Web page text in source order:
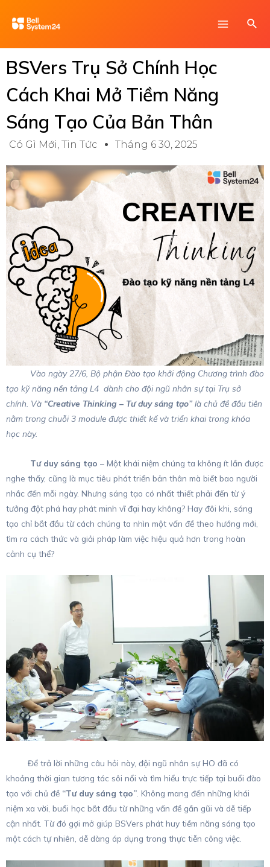
BSVers Trụ Sở Chính Học
Cách Khai Mở Tiềm Năng
Sáng Tạo Của Bản Thân
Có Gì Mới, Tin Tức Tháng 6 30, 2025
Vào ngày 27/6, Bộ phận Đào tạo khởi động Chương trình đào
tạo kỹ năng nền tảng L4 dành cho đội ngũ nhân sự tại Trụ sở
chính. Và “Creative Thinking – Tư duy sáng tạo”là chủ đề đầu tiên
nằm trong chuỗi 3 module được thiết kế và triển khai trong khóa
học này.
Tư duy sáng tạo – Một khái niệm chúng ta không ít lần được
nghe thấy, cũng là mục tiêu phát triển bản thân mà biết bao người
nhắc đến mỗi ngày. Nhưng sáng tạo có nhất thiết phải đến từ ý
tưởng đột phá hay phát minh vĩ đại hay không? Hay đôi khi, sáng
tạo chỉ bắt đầu từ cách chúng ta nhìn một vấn đề theo hướng mới,
tìm ra cách thức và giải pháp làm việc hiệu quả hơn trong hoàn
cảnh cụ thể?
Để trả lời những câu hỏi này, đội ngũ nhân sự HO đã có
khoảng thời gian tương tác sôi nổi và tìm hiểu trực tiếp tại buổi đào
tạo với chủ đề “Tư duy sáng tạo” . Không mang đến những khái
niệm xa vời, buổi học bắt đầu từ những vấn đề gần gũi và dễ tiếp
cận nhất. Từ đó gợi mở giúp BSVers phát huy tiềm năng sáng tạo
một cách tự nhiên, dễ dàng áp dụng trong thực tiễn công việc.